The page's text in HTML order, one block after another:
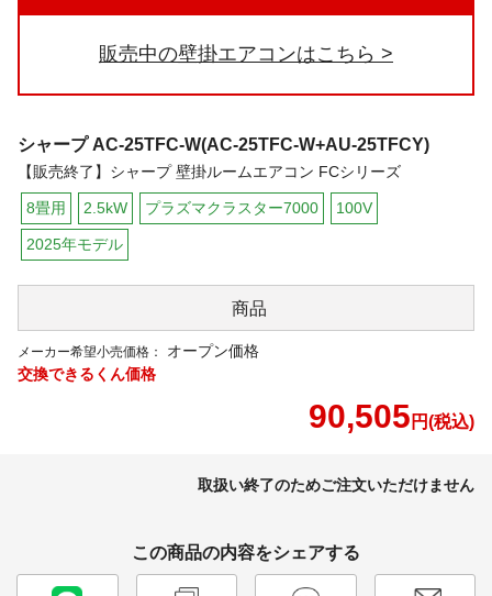
販売中の壁掛エアコンはこちら
シャープ AC-25TFC-W(AC-25TFC-W+AU-25TFCY)
【販売終了】シャープ 壁掛ルームエアコン FCシリーズ
8畳用 2.5kW プラズマクラスター7000 100V
2025年モデル
商品
メーカー希望小売価格：
オープン価格
交換できるくん価格
90,505 円(税込)
取扱い終了のためご注文いただけません
この商品の内容をシェアする